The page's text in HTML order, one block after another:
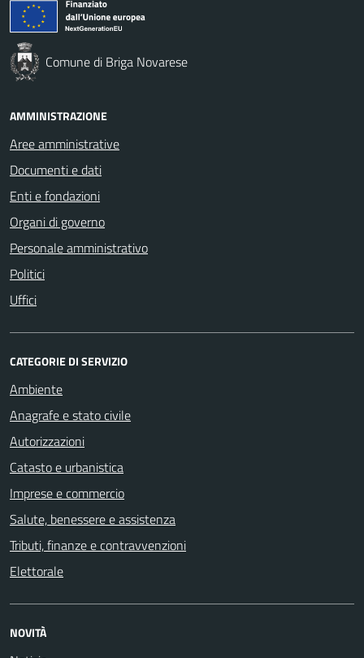
Comune di Briga Novarese
AMMINISTRAZIONE
Aree amministrative
Documenti e dati
Enti e fondazioni
Organi di governo
Personale amministrativo
Politici
Uffici
CATEGORIE DI SERVIZIO
Ambiente
Anagrafe e stato civile
Autorizzazioni
Catasto e urbanistica
Imprese e commercio
Salute, benessere e assistenza
Tributi, finanze e contravvenzioni
Elettorale
NOVITÀ